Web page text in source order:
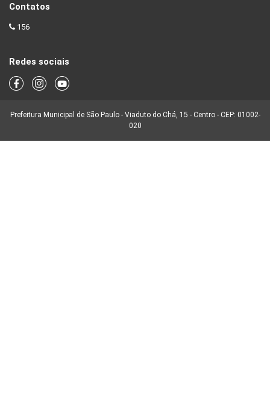
Contatos
156
Redes sociais
Prefeitura Municipal de São Paulo - Viaduto do Chá, 15 - Centro - CEP: 01002-
020